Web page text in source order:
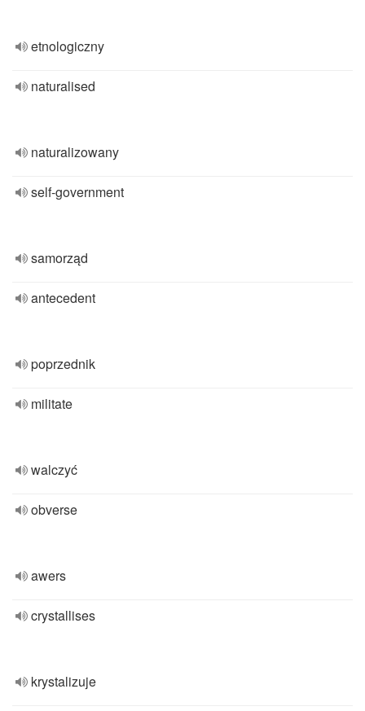
etnologiczny
naturalised
naturalizowany
self-government
samorząd
antecedent
poprzednik
militate
walczyć
obverse
awers
crystallises
krystalizuje